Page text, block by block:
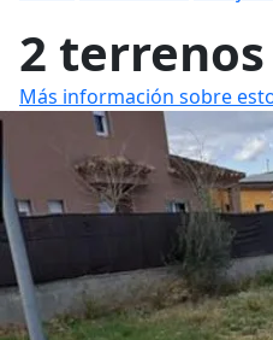
2
Más información sobre